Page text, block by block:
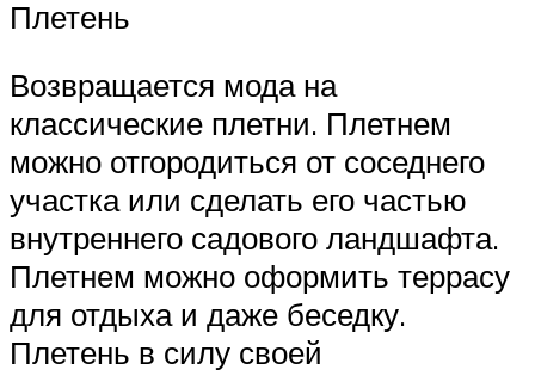
Плетень
Возвращается мода на
классические плетни. Плетнем
можно отгородиться от соседнего
участка или сделать его частью
внутреннего садового ландшафта.
Плетнем можно оформить террасу
для отдыха и даже беседку.
Плетень в силу своей